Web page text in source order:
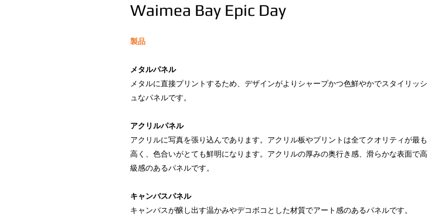
Waimea Bay Epic Day
製品
メタルパネル
メタルに直接プリントするため、デザインがよりシャープかつ色鮮やかでスタイリッシ
ュなパネルです。
アクリルパネル
アクリルに写真を張り込んであります。アクリル板やプリントは全てクオリティが最も
高く、色合いがとても鮮明になります。アクリルの厚みの奥行き感、滑らかな表面で高
級感のあるパネルです。
キャンバスパネル
キャンバスが醸し出す温かみやデコボコとした材質でアート感のあるパネルです。